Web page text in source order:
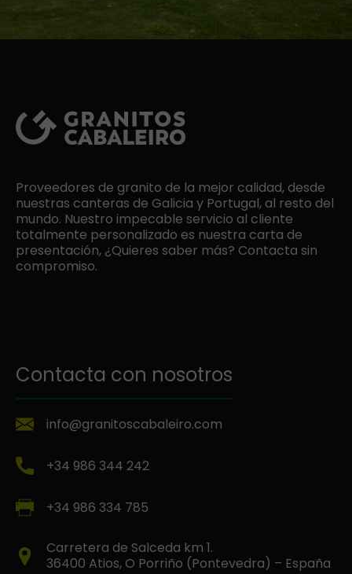
Proveedores de granito de la mejor calidad, desde
nuestras canteras de Galicia y Portugal, al resto del
mundo. Nuestro impecable servicio al cliente
totalmente personalizado es nuestra carta de
presentación, ¿Quieres saber más? Contacta sin
compromiso.
Contacta con nosotros
info@granitoscabaleiro.com
+34 986 344 242
+34 986 334 785
Carretera de Salceda km 1.
36400 Atios, O Porriño (Pontevedra) – España